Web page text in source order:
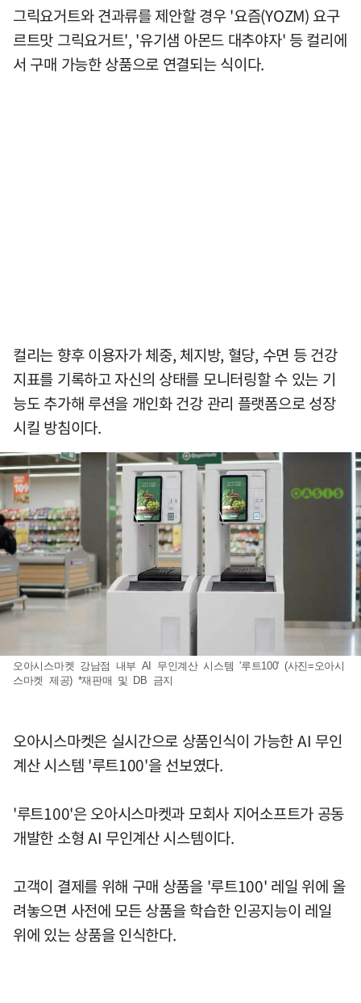
그릭요거트와 견과류를 제안할 경우 '요즘(YOZM) 요구
르트맛 그릭요거트', '유기샘 아몬드 대추야자' 등 컬리에
서 구매 가능한 상품으로 연결되는 식이다.
컬리는 향후 이용자가 체중, 체지방, 혈당, 수면 등 건강
지표를 기록하고 자신의 상태를 모니터링할 수 있는 기
능도 추가해 루션을 개인화 건강 관리 플랫폼으로 성장
시킬 방침이다.
오아시스마켓 강남점 내부 AI 무인계산 시스템 '루트100' (사진=오아시
스마켓 제공) *재판매 및 DB 금지
오아시스마켓은 실시간으로 상품인식이 가능한 AI 무인
계산 시스템 '루트100'을 선보였다.
'루트100'은 오아시스마켓과 모회사 지어소프트가 공동
개발한 소형 AI 무인계산 시스템이다.
고객이 결제를 위해 구매 상품을 '루트100' 레일 위에 올
려놓으면 사전에 모든 상품을 학습한 인공지능이 레일
위에 있는 상품을 인식한다.